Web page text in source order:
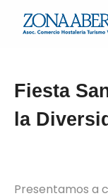
Fiesta
la
Presentamos a